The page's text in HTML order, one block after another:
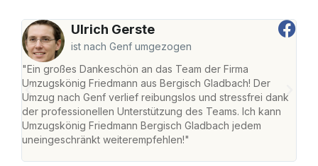
Ulrich Gerste
ist nach Genf umgezogen
"Ein großes Dankeschön an das Team der Firma
Umzugskönig Friedmann aus Bergisch Gladbach! Der
Umzug nach Genf verlief reibungslos und stressfrei dank
der professionellen Unterstützung des Teams. Ich kann
Umzugskönig Friedmann Bergisch Gladbach jedem
uneingeschränkt weiterempfehlen!"